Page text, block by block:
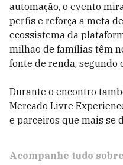
automação, o evento
perfis e reforça a meta
ecossistema da
milhão de famílias têm
fonte de renda, segundo
Durante o encontro
Mercado Livre
e parceiros que mais se
Acompanhe tudo